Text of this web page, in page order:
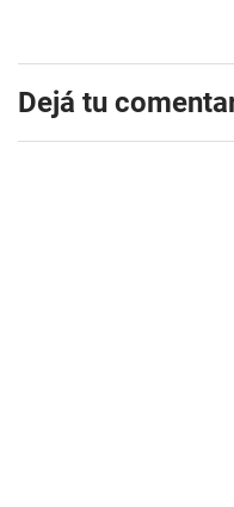
Dejá tu